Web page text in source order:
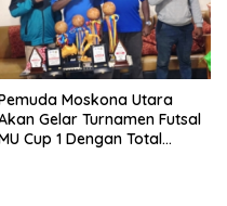
Moskona Utara
Gelar Turnamen Futsal
Cup 1 Dengan Total